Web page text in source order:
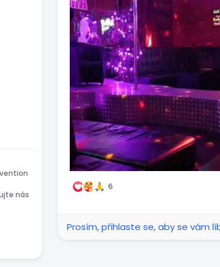
nás
mě ukázal a řekl tuhle chci na
nechodim a byl velmi
řekla mu EVANGELIUM a o tom
mi, tak já jdu do bordelu a tohle
jsem, že mu to mám říci. Takže
to teď, ale věřím, že naše
se naplní Boží plán díky tomu, že
jsou toto výjimečné situace na
v Olomouci s díky Bohu, že tam
vytrhnul z moci ďábla a
právě přes tuto nečistou práci.
jediného důvodu a ten je
. Přesně toto máme dělat kázat
jste s námi. Žehnám vám do
6
Prosím, přihlaste se, aby se vám